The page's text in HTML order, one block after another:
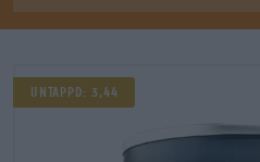
Untappd: 3,44